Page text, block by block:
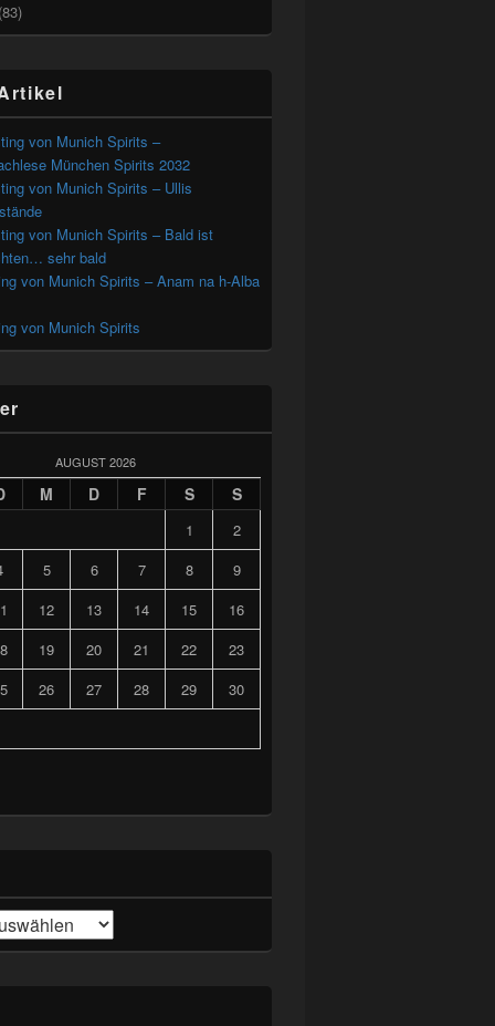
(83)
von Munich Spirits –
München Spirits 2032
von Munich Spirits – Ullis
von Munich Spirits – Bald ist
sehr bald
von Munich Spirits – Anam na h-Alba
von Munich Spirits
AUGUST 2026
M D F S S
1
2
5 6 7 8
9
12 13 14 15
16
19 20 21 22
23
26 27 28 29
30